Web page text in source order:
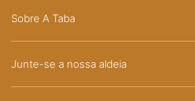
Sobre A Taba
Junte-se a nossa aldeia